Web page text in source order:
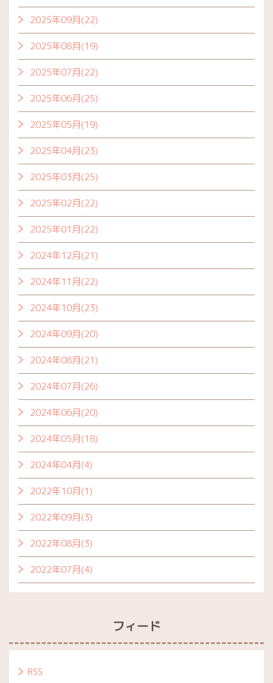
2025年09月(22)
2025年08月(19)
2025年07月(22)
2025年06月(25)
2025年05月(19)
2025年04月(23)
2025年03月(25)
2025年02月(22)
2025年01月(22)
2024年12月(21)
2024年11月(22)
2024年10月(23)
2024年09月(20)
2024年08月(21)
2024年07月(26)
2024年06月(20)
2024年05月(18)
2024年04月(4)
2022年10月(1)
2022年09月(3)
2022年08月(3)
2022年07月(4)
フィード
RSS